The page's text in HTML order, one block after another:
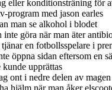
eller konditionsträning för
program med jason earles
man se alkohol i blodet
inte göra när man äter
en fotbollsspelare i
öppna sidan eftersom en
kunde upprättas
ont i nedre delen av magen
hjälm när man åker